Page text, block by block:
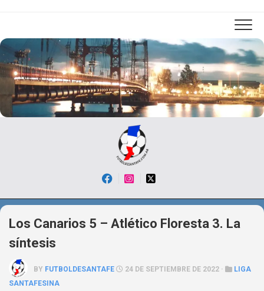
Los Canarios 5 – Atlético Floresta 3. La
síntesis
BY FUTBOLDESANTAFE 24 DE SEPTIEMBRE DE 2022 ·
LIGA
SANTAFESINA